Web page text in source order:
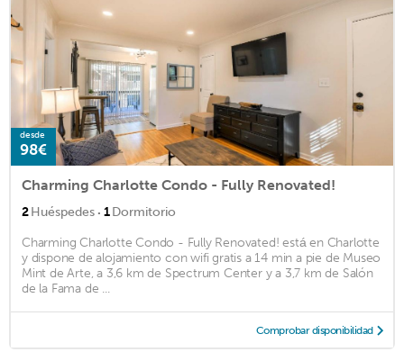
desde
98€
Charming Charlotte Condo - Fully Renovated!
2Huéspedes · 1Dormitorio
Charming Charlotte Condo - Fully Renovated! está en Charlotte
y dispone de alojamiento con wifi gratis a 14 min a pie de Museo
Mint de Arte, a 3,6 km de Spectrum Center y a 3,7 km de Salón
de la Fama de ...
Comprobar disponibilidad